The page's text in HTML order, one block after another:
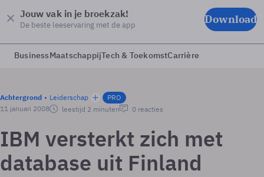
Jouw vak in je broekzak!
De beste leeservaring met de app Download
BusinessMaatschappijTech & ToekomstCarrière
Achtergrond Leiderschap
PRO
11 januari 2008
leestijd 2 minuten 0 reacties
IBM versterkt zich met
database uit Finland